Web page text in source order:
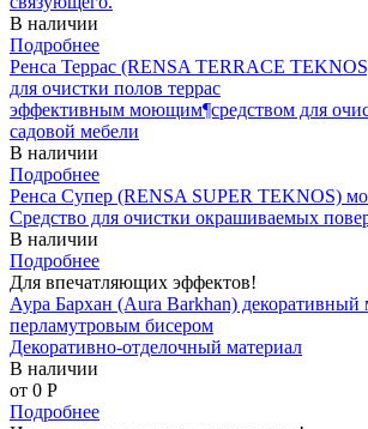
В наличии
Подробнее
Ренса Террас (RENSA TERRACE
для очистки полов террас
эффективным моющим¶средством для
садовой мебели
В наличии
Подробнее
Ренса Супер (RENSA SUPER TEKNOS)
Средство для очистки окрашиваемых
В наличии
Подробнее
Для впечатляющих эффектов!
Аура Бархан (Aura Barkhan) декоративный
перламутровым бисером
Декоративно-отделочный материал
В наличии
от 0 P
Подробнее